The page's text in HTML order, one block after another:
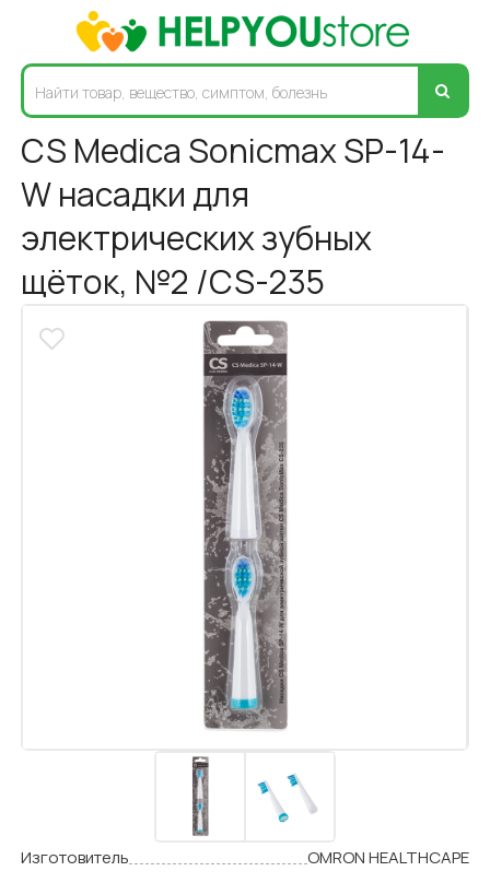
CS Medica Sonicmax SP-14-
W насадки для
электрических зубных
щёток, №2 /CS-235
Изготовитель OMRON HEALTHCAPE